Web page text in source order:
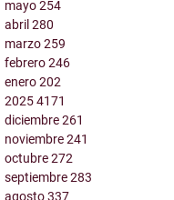
mayo254
abril280
marzo259
febrero246
enero202
20254171
diciembre261
noviembre241
octubre272
septiembre283
agosto337